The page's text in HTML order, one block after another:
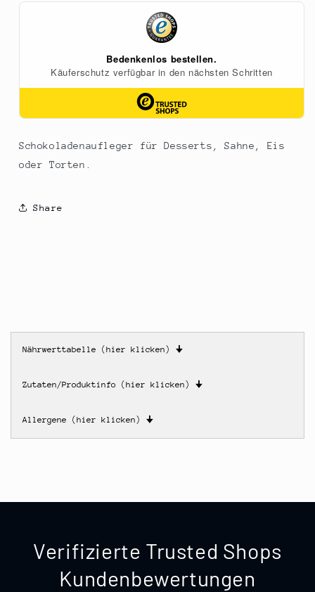
Blattform,
Vollmilch,
245
g,
Schokoladenaufleger für Desserts, Sahne, Eis
oder Torten.
Share
Nährwerttabelle (hier klicken) 🠋
Zutaten/Produktinfo (hier klicken) 🠋
Allergene (hier klicken) 🠋
Verifizierte Trusted Shops
Kundenbewertungen